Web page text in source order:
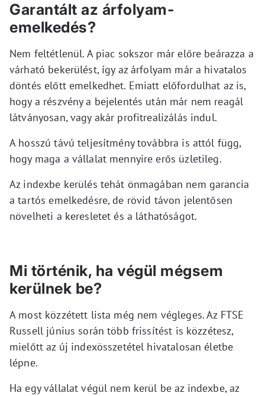
Garantált az árfolyam-
emelkedés?
Nem feltétlenül. A piac sokszor már előre beárazza a
várható bekerülést, így az árfolyam már a hivatalos
döntés előtt emelkedhet. Emiatt előfordulhat az is,
hogy a részvény a bejelentés után már nem reagál
látványosan, vagy akár profitrealizálás indul.
A hosszú távú teljesítmény továbbra is attól függ,
hogy maga a vállalat mennyire erős üzletileg.
Az indexbe kerülés tehát önmagában nem garancia
a tartós emelkedésre, de rövid távon jelentősen
növelheti a keresletet és a láthatóságot.
Mi történik, ha végül mégsem
kerülnek be?
A most közzétett lista még nem végleges. Az FTSE
Russell június során több frissítést is közzétesz,
mielőtt az új indexösszetétel hivatalosan életbe
lépne.
Ha egy vállalat végül nem kerül be az indexbe, az